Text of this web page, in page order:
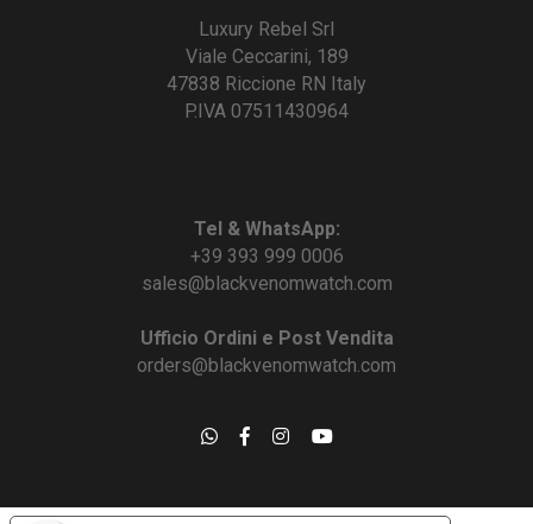
Luxury Rebel Srl
Viale Ceccarini, 189
47838 Riccione RN Italy
P.IVA 07511430964
Tel & WhatsApp:
+39 393 999 0006
sales@blackvenomwatch.com
Ufficio Ordini e Post Vendita
orders@blackvenomwatch.com